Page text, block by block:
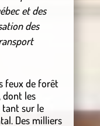
et des
des
feux de forêt
dont les
tant sur le
Des milliers